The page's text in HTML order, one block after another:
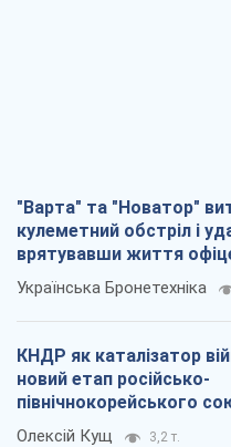
"Варта" та "Новатор"
кулеметний обстріл і
врятувавши життя
Українська Бронетехніка
КНДР як каталізатор
новий етап російсько-
північнокорейського
Олексій Кущ 3,2 т.